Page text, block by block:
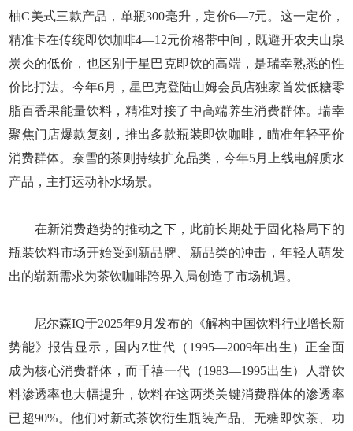
柚C美式三款产品，单瓶300毫升，定价6—7元。这一定价，
精准卡在传统即饮咖啡4—12元价格带中间，既避开农夫山泉
炭仌的低价，也区别于星巴克即饮的高端，是瑞幸熟悉的性
价比打法。今年6月，星巴克登陆山姆会员店独家首发低糖零
脂百香果能量饮料，精准对接了中高端养生消费群体。瑞幸
聚焦门店爆款复刻，推出多款瓶装即饮咖啡，瞄准年轻平价
消费群体。奈雪的茶则持续扩充品类，今年5月上线电解质水
产品，主打运动补水场景。
在新消费趋势的推动之下，此前长期处于固化格局下的
瓶装饮料市场开始受到新品牌、新品类的冲击，年轻人萌发
出的崭新需求为茶饮咖啡跨界入局创造了市场机遇。
尼尔森IQ于2025年9月发布的《解构中国饮料行业增长新
势能》报告显示，国内Z世代（1995—2009年出生）正全面
成为核心消费群体，而千禧一代（1983—1995出生）人群饮
料渗透率也大幅提升，饮料在这两类关键消费群体的渗透率
已超90%。他们对新式茶饮衍生瓶装产品、无糖即饮茶、功